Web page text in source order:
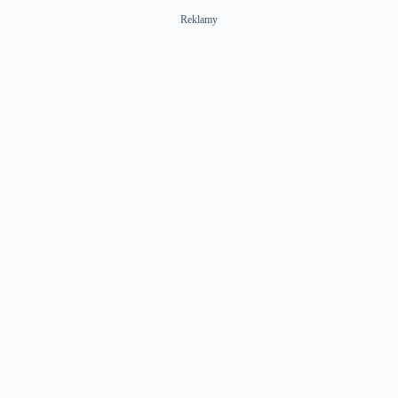
Reklamy